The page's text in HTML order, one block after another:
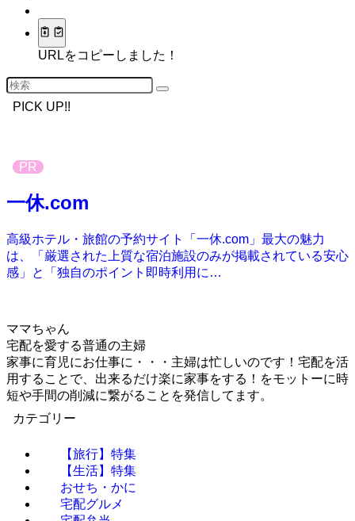
URLをコピーしました！
PICK UP!!
PR
一休.com
高級ホテル・旅館の予約サイト「一休.com」最大の魅力
は、「厳選された上質な宿泊施設のみが掲載されている安心
感」と「独自のポイント即時利用に…
ママちゃん
宅配を愛する普通の主婦
家事に育児にお仕事に・・・主婦は忙しいのです！宅配を活
用することで、出来るだけ楽に家事をする！をモットーに時
短や手間の削減に繋がることを発信してます。
カテゴリー
【旅行】特集
【生活】特集
おせち・かに
宅配グルメ